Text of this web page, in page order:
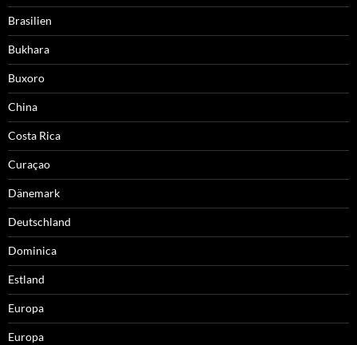
Brasilien
Bukhara
Buxoro
China
Costa Rica
Curaçao
Dänemark
Deutschland
Dominica
Estland
Europa
Europa